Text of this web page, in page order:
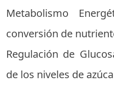
Metabolismo
conversión de
Regulación de
de los niveles de